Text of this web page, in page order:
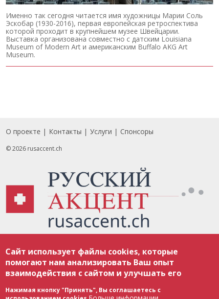
Именно так сегодня читается имя художницы Марии Соль
Эскобар (1930-2016), первая европейская ретроспектива
которой проходит в крупнейшем музее Швейцарии.
Выставка организована совместно с датским Louisiana
Museum of Modern Art и американским Buffalo AKG Art
Museum.
Footer
О проекте Контакты Услуги Спонсоры
© 2026 rusaccent.ch
соответствии с законодательством Швейцарии об авторском праве и
международными соглашениями. Полное или частичное использование
материалов возможно только с разрешения редакции. В случае полного
или частичного воспроизведения материалов сайта rusaccent.ch,
ОБЯЗАТЕЛЬНА АКТИВНАЯ ГИПЕРССЫЛКА на конкретный заимствованный
текст. Фотоизображения, размещенные редакцией rusaccent.ch, являются
ее исключительной собственностью. Полное или частичное
Сайт использует файлы cookies, которые
помогают нам анализировать Ваш опыт
взаимодействия с сайтом и улучшать его
Нажимая кнопку "Принять", Вы соглашаетесь с